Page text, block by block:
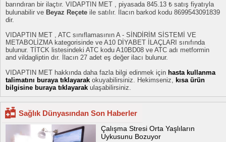
barındıran bir ilaçtır. VIDAPTIN MET , piyasada 845.13 ₺ satış fiyatıyla
bulunabilir ve Beyaz Reçete ile satılır. İlacın barkod kodu 8699543091839
dir.
VIDAPTIN MET , ATC sınıflamasının A - SİNDİRİM SİSTEMİ VE
METABOLİZMA kategorisinde ve A10 DİYABET İLAÇLARI sınıfında
bulunur. TİTCK listesindeki ATC kodu A10BD08 ve ATC adı metformin
and vildagliptin dır. İlacın 27 adet eş değer ilacı bulunur.
VIDAPTIN MET hakkında daha fazla bilgi edinmek için hasta kullanma
talimatını buraya tıklayarak okuyabilirsiniz. Hekimseniz, kısa ürün
bilgisine buraya tıklayarak ulaşabilirsiniz.
Sağlık Dünyasından Son Haberler
Çalışma Stresi Orta Yaşlıların
Uykusunu Bozuyor